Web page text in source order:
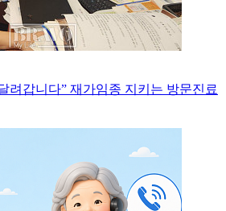
려갑니다” 재가임종 지키는 방문진료